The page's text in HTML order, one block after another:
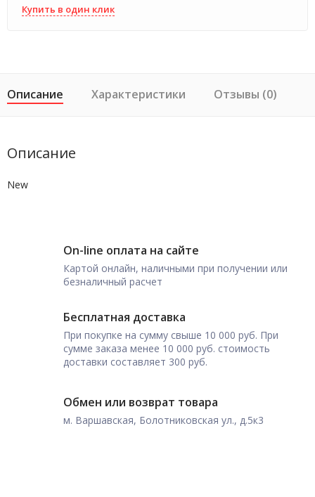
Купить в один клик
Описание Характеристики Отзывы (0)
Описание
New
On-line оплата на сайте
Картой онлайн, наличными при получении или
безналичный расчет
Бесплатная доставка
При покупке на сумму свыше 10 000 руб. При
сумме заказа менее 10 000 руб. стоимость
доставки составляет 300 руб.
Обмен или возврат товара
м. Варшавская, Болотниковская ул., д.5к3